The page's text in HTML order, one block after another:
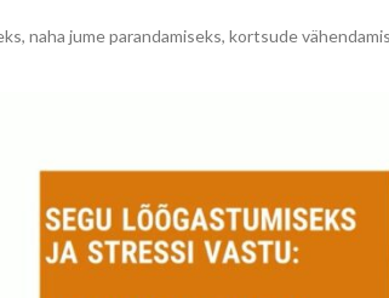
naha jume parandamiseks, kortsude